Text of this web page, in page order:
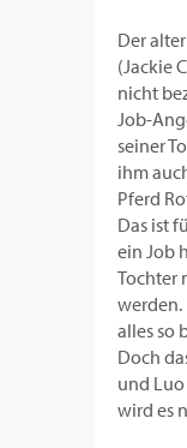
Der
(Jackie
nicht
Job-
seiner
ihm
Pferd
Das ist
ein Job
Tochter
werden.
alles so
Doch
und
wird es